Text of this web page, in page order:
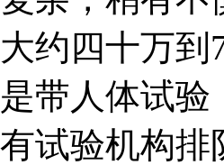
大约四十万到
是带人体试验
有试验机构排